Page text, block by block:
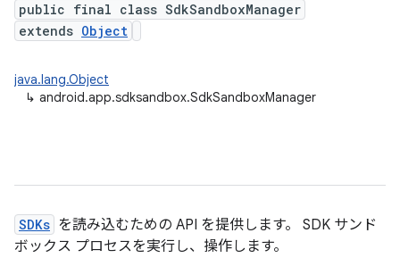
public final class SdkSandboxManager
extends Object
java.lang.Object
↳ android.app.sdksandbox.SdkSandboxManager
SDKs を読み込むための API を提供します。 SDK サンド
ボックス プロセスを実行し、操作します。